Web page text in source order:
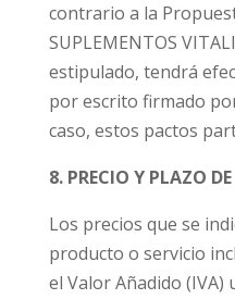
contrario a la
SUPLEMENTOS
estipulado, tendrá
por escrito firmado
caso, estos pactos
8. PRECIO Y PLAZO
Los precios que se
producto o servicio
el Valor Añadido